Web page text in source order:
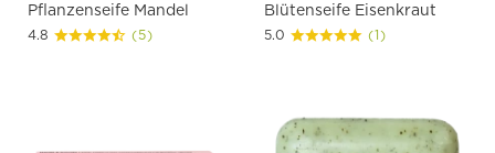
Pflanzenseife Mandel
4.8 (5)
Blütenseife Eisenkraut
5.0 (1)